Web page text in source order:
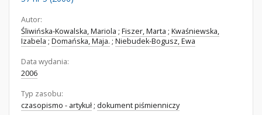
Autor:
Śliwińska-Kowalska, Mariola ; Fiszer, Marta ; Kwaśniewska,
Izabela ; Domańska, Maja. ; Niebudek-Bogusz, Ewa
Data wydania:
2006
Typ zasobu:
czasopismo - artykuł ; dokument piśmienniczy